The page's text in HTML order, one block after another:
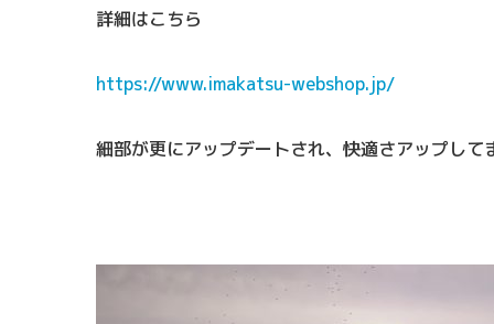
詳細はこちら
https://www.imakatsu-webshop.jp/
細部が更にアップデートされ、快適さアップして